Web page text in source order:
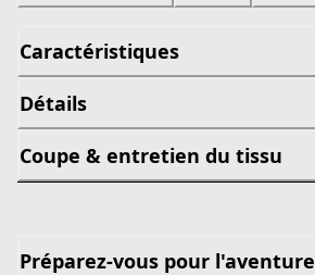
Caractéristiques
Détails
Coupe & entretien du tissu
Préparez-vous pour l'aventure